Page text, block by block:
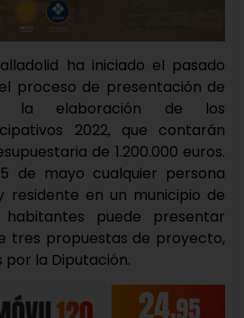
ha iniciado el pasado
proceso de presentación de
la elaboración de los
2022, que contarán
de 1.200.000 euros.
de mayo cualquier persona
residente en un municipio de
puede presentar
tres propuestas de proyecto,
por la Diputación.